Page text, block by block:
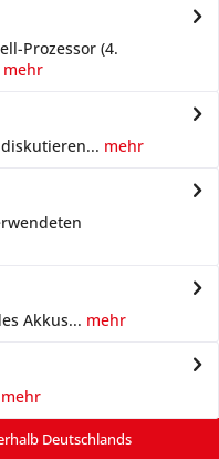
Prozessor (4.
mehr
mehr
Akkus... mehr
mehr
Deutschlands